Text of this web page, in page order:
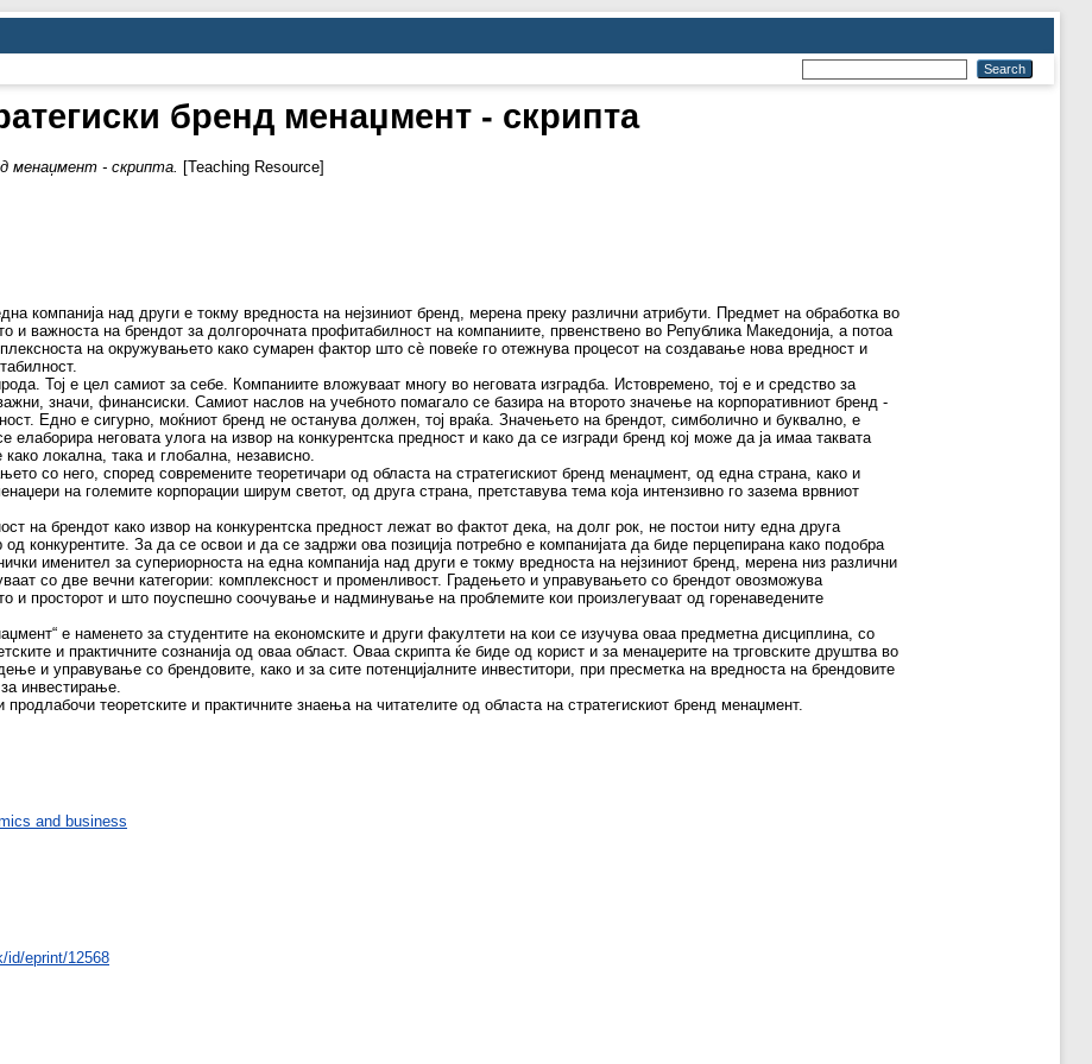
бренд менаџмент - скрипта
менаџмент - скрипта.
[Teaching Resource]
компанија над други е токму вредноста на нејзиниот бренд, мерена преку различни атрибути. Предмет на обработка во
и важноста на брендот за долгорочната профитабилност на компаниите, првенствено во Република Македонија, а потоа
на окружувањето како сумарен фактор што сѐ повеќе го отежнува процесот на создавање нова вредност и
Тој е цел самиот за себе. Компаниите вложуваат многу во неговата изградба. Истовремено, тој е и средство за
значи, финансиски. Самиот наслов на учебното помагало се базира на второто значење на корпоративниот бренд -
Едно е сигурно, моќниот бренд не останува должен, тој враќа. Значењето на брендот, симболично и буквално, е
неговата улога на извор на конкурентска предност и како да се изгради бренд кој може да ја имаа таквата
локална, така и глобална, независно.
со него, според современите теоретичари од областа на стратегискиот бренд менаџмент, од една страна, како и
на големите корпорации ширум светот, од друга страна, претставува тема која интензивно го зазема врвниот
на брендот како извор на конкурентска предност лежат во фактот дека, на долг рок, не постои ниту една друга
конкурентите. За да се освои и да се задржи ова позиција потребно е компанијата да биде перцепирана како подобра
именител за супериорноста на една компанија над други е токму вредноста на нејзиниот бренд, мерена низ различни
со две вечни категории: комплексност и променливост. Градењето и управувањето со брендот овозможува
и просторот и што поуспешно соочување и надминување на проблемите кои произлегуваат од горенаведените
е наменето за студентите на економските и други факултети на кои се изучува оваа предметна дисциплина, со
и практичните сознанија од оваа област. Оваа скрипта ќе биде од корист и за менаџерите на трговските друштва во
и управување со брендовите, како и за сите потенцијалните инвеститори, при пресметка на вредноста на брендовите
инвестирање.
теоретските и практичните знаења на читателите од областа на стратегискиот бренд менаџмент.
and business
id/eprint/12568